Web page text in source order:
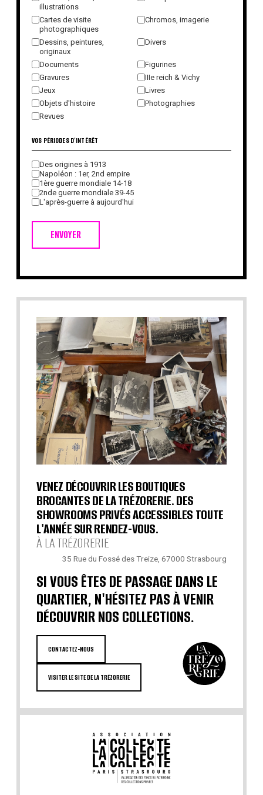
illustrations
Cartes de visite
photographiques
Chromos, imagerie
Dessins, peintures,
originaux
Divers
Documents
Figurines
Gravures
IIIe reich & Vichy
Jeux
Livres
Objets d'histoire
Photographies
Revues
ENVOYER
VOS PÉRIODES D'INTÉRÊT
Des origines à 1913
Napoléon : 1er, 2nd empire
1ère guerre mondiale 14-18
2nde guerre mondiale 39-45
L'après-guerre à aujourd'hui
VENEZ DÉCOUVRIR LES BOUTIQUES
BROCANTES DE LA TRÉZORERIE. DES
SHOWROOMS PRIVÉS ACCESSIBLES TOUTE
L'ANNÉE SUR RENDEZ-VOUS.
À LA TRÉZORERIE
35 Rue du Fossé des Treize, 67000 Strasbourg
SI VOUS ÊTES DE PASSAGE DANS LE
QUARTIER, N'HÉSITEZ PAS À VENIR
DÉCOUVRIR NOS COLLECTIONS.
CONTACTEZ-NOUS
VISITER LE SITE DE LA TRÉZORERIE